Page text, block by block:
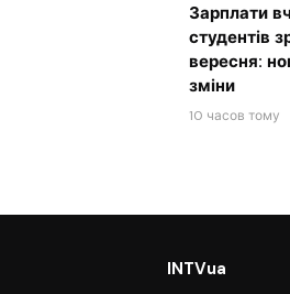
Зарплати
студентів
вересня:
зміни
10 часов тому
INTVua